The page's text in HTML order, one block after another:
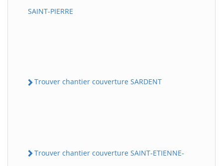
SAINT-PIERRE
Trouver chantier couverture SARDENT
Trouver chantier couverture SAINT-ETIENNE-